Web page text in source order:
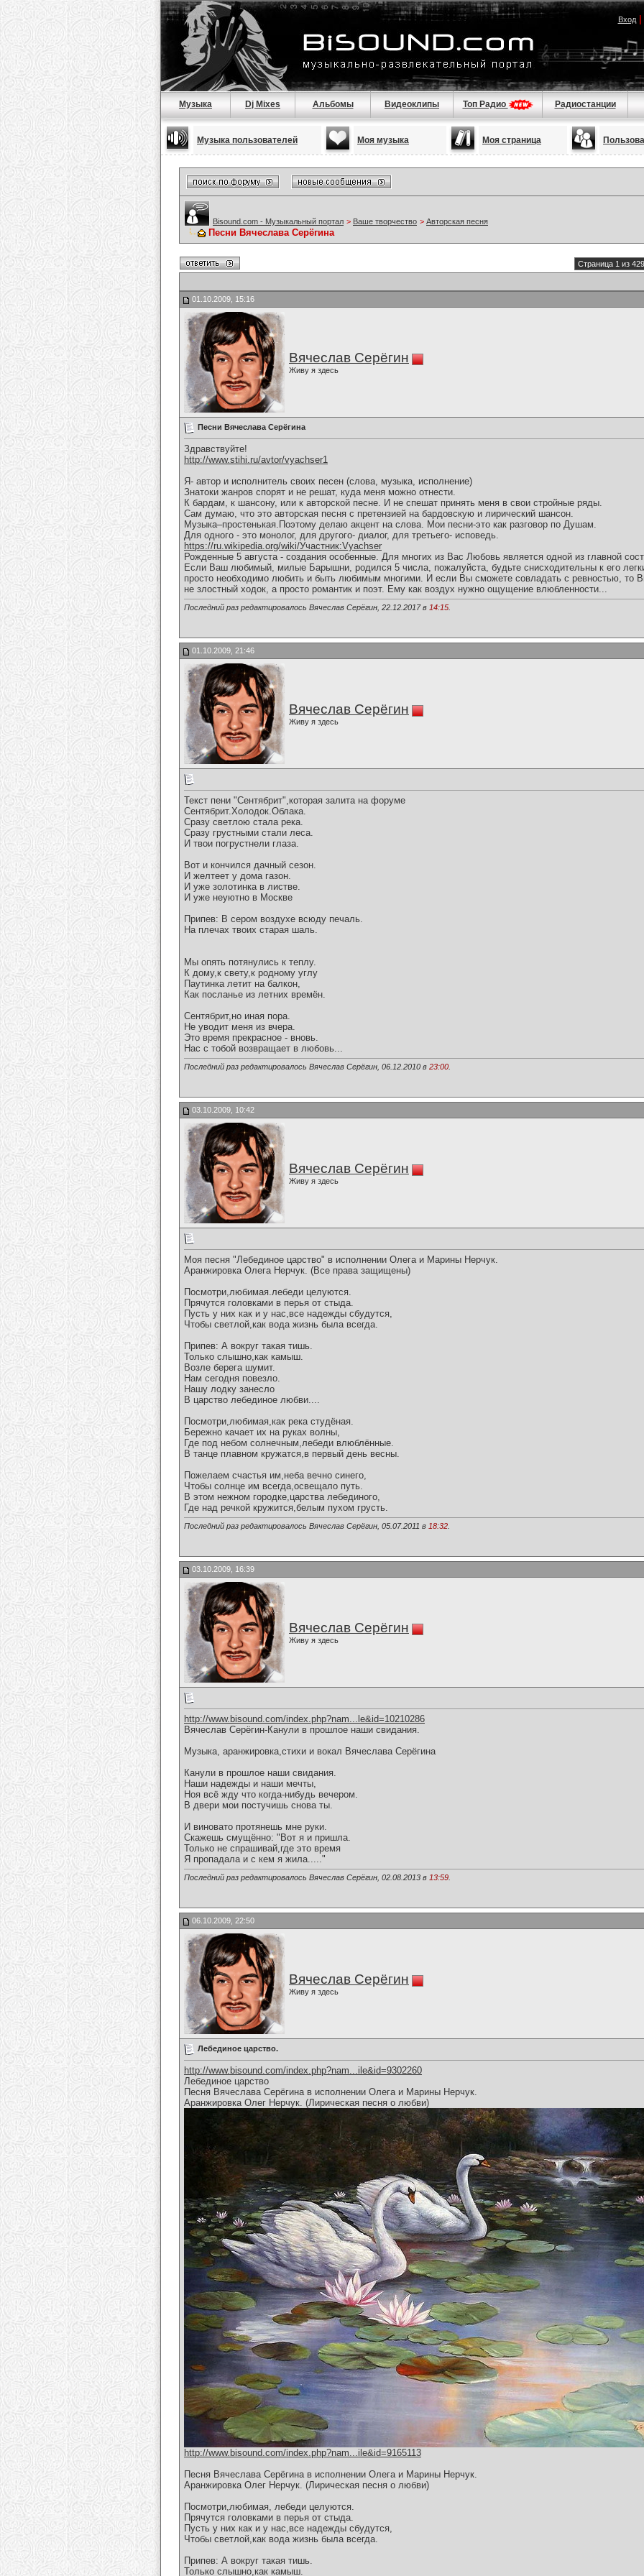
Вход|
Музыка Dj Mixes Альбомы Видеоклипы Топ Радио Радиостанции
Музыка пользователей Моя музыка Моя страница
Bisound.com - Музыкальный портал > Ваше творчество > Авторская песня
Песни Вячеслава Серёгина
Страница 1 из 429
01.10.2009, 15:16
Вячеслав Серёгин
Живу я здесь
Песни Вячеслава Серёгина
Здравствуйте!
http://www.stihi.ru/avtor/vyachser1
Я- автор и исполнитель своих песен (слова, музыка, исполнение)
Знатоки жанров спорят и не решат, куда меня можно отнести.
К бардам, к шансону, или к авторской песне. И не спешат принять меня в свои стройные ряды.
Сам думаю, что это авторская песня с претензией на бардовскую и лирический шансон.
Музыка–простенькая.Поэтому делаю акцент на слова. Мои песни-это как разговор по Душам.
Для одного - это монолог, для другого- диалог, для третьего- исповедь.
https://ru.wikipedia.org/wiki/Участник:Vyachser
Рожденные 5 августа - создания особенные. Для многих из Вас Любовь является одной из главной
Если Ваш любимый, милые Барышни, родился 5 числа, пожалуйста, будьте снисходительны к его
просто необходимо любить и быть любимым многими. И если Вы сможете совладать с ревностью, то
не злостный ходок, а просто романтик и поэт. Ему как воздух нужно ощущение влюбленности...
Последний раз редактировалось Вячеслав Серёгин, 22.12.2017 в 14:15
01.10.2009, 21:46
Вячеслав Серёгин
Живу я здесь
Текст пени "Сентябрит",которая залита на форуме
Сентябрит.Холодок.Облака.
Сразу светлою стала река.
Сразу грустными стали леса.
И твои погрустнели глаза.
Вот и кончился дачный сезон.
И желтеет у дома газон.
И уже золотинка в листве.
И уже неуютно в Москве
Припев: В сером воздухе всюду печаль.
На плечах твоих старая шаль.
Мы опять потянулись к теплу.
К дому,к свету,к родному углу
Паутинка летит на балкон,
Как посланье из летних времён.
Сентябрит,но иная пора.
Не уводит меня из вчера.
Это время прекрасное - вновь.
Нас с тобой возвращает в любовь...
Последний раз редактировалось Вячеслав Серёгин, 06.12.2010 в 23:00
03.10.2009, 10:42
Вячеслав Серёгин
Живу я здесь
Моя песня "Лебединое царство" в исполнении Олега и Марины Нерчук.
Аранжировка Олега Нерчук. (Все права защищены)
Посмотри,любимая.лебеди целуются.
Прячутся головками в перья от стыда.
Пусть у них как и у нас,все надежды сбудутся,
Чтобы светлой,как вода жизнь была всегда.
Припев: А вокруг такая тишь.
Только слышно,как камыш.
Возле берега шумит.
Нам сегодня повезло.
Нашу лодку занесло
В царство лебединое любви....
Посмотри,любимая,как река студёная.
Бережно качает их на руках волны,
Где под небом солнечным,лебеди влюблённые.
В танце плавном кружатся,в первый день весны.
Пожелаем счастья им,неба вечно синего,
Чтобы солнце им всегда,освещало путь.
В этом нежном городке,царства лебединого,
Где над речкой кружится,белым пухом грусть.
Последний раз редактировалось Вячеслав Серёгин, 05.07.2011 в 18:32
03.10.2009, 16:39
Вячеслав Серёгин
Живу я здесь
http://www.bisound.com/index.php?nam...le&id=10210286
Вячеслав Серёгин-Канули в прошлое наши свидания.
Музыка, аранжировка,стихи и вокал Вячеслава Серёгина
Канули в прошлое наши свидания.
Наши надежды и наши мечты,
Ноя всё жду что когда-нибудь вечером.
В двери мои постучишь снова ты.
И виновато протянешь мне руки.
Скажешь смущённо: "Вот я и пришла.
Только не спрашивай,где это время
Я пропадала и с кем я жила....."
Последний раз редактировалось Вячеслав Серёгин, 02.08.2013 в 13:59
06.10.2009, 22:50
Вячеслав Серёгин
Живу я здесь
Лебединое царство.
http://www.bisound.com/index.php?nam...ile&id=9302260
Лебединое царство
Песня Вячеслава Серёгина в исполнении Олега и Марины Нерчук.
Аранжировка Олег Нерчук. (Лирическая песня о любви)
http://www.bisound.com/index.php?nam...ile&id=9165113
Песня Вячеслава Серёгина в исполнении Олега и Марины Нерчук.
Аранжировка Олег Нерчук. (Лирическая песня о любви)
Посмотри,любимая, лебеди целуются.
Прячутся головками в перья от стыда.
Пусть у них как и у нас,все надежды сбудутся,
Чтобы светлой,как вода жизнь была всегда.
Припев: А вокруг такая тишь.
Только слышно,как камыш.